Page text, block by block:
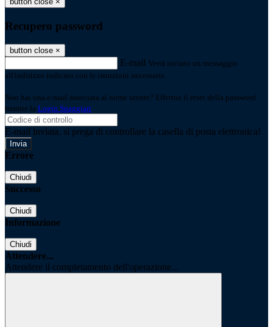
Recupero password
button close ×
E-mail Verrà inviato un messaggio
all'indirizzo indicato con le istruzioni necessarie.
Non hai una e-mail associata al nome utente? Effettua il reset della password
tramite la Login Spaggiari
E-mail inviata, si prega di controllare la casella di posta elettronica!
Errore
Chiudi
Successo
Chiudi
Informazione
Chiudi
Attendere...
Attendere il completamento dell'operazione...